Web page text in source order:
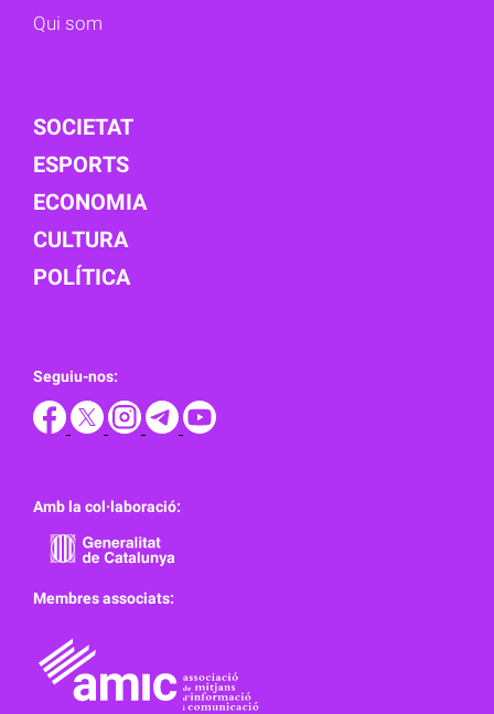
Qui som
SOCIETAT
ESPORTS
ECONOMIA
CULTURA
POLÍTICA
Seguiu-nos:
Amb la col·laboració:
Membres associats: